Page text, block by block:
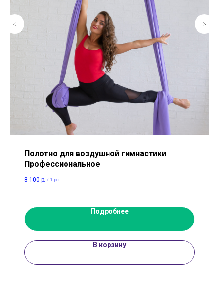
Полотно для воздушной гимнастики
Профессиональное
8 100 р. / 1 pc
Подробнее
В корзину